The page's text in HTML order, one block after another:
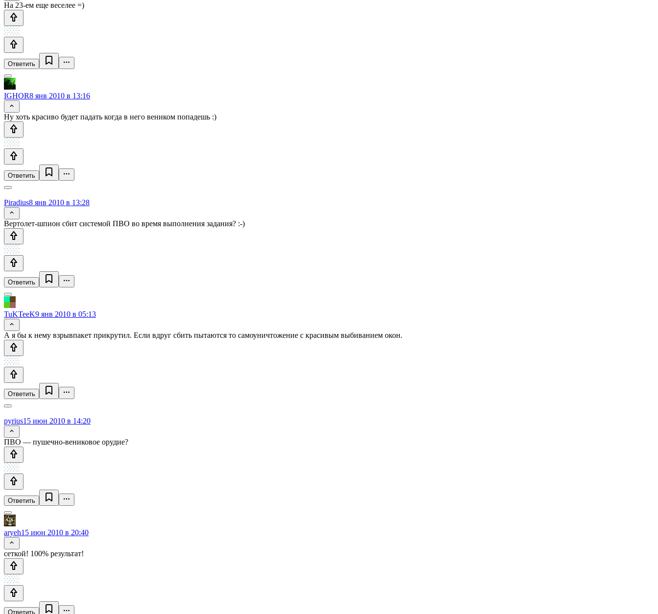
На 23-ем еще веселее =)
Ответить
IGHOR8 янв 2010 в 13:16
Ну хоть красиво будет падать когда в него веником попадешь :)
Ответить
Piradius8 янв 2010 в 13:28
Вертолет-шпион сбит системой ПВО во время выполнения задания? :-)
Ответить
TuKTeeK9 янв 2010 в 05:13
А я бы к нему взрывпакет прикрутил. Если вдруг сбить пытаются то самоуничтожение с красивым выбиванием окон.
Ответить
pyrius15 июн 2010 в 14:20
ПВО — пушечно-вениковое орудие?
Ответить
aryeh15 июн 2010 в 20:40
сеткой! 100% результат!
Ответить